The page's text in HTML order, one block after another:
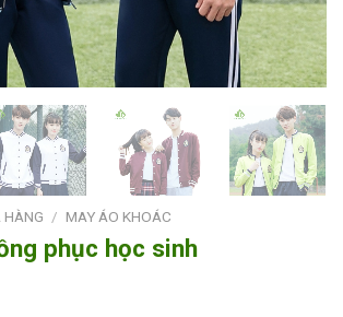
HÀNG / MAY ÁO KHOÁC
phục học sinh